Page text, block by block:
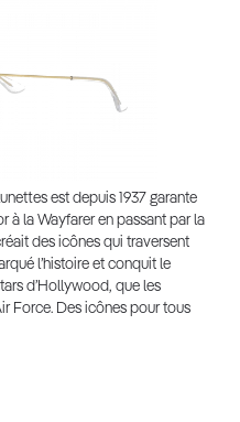
est depuis 1937 garante
à la Wayfarer en passant par la
des icônes qui traversent
l’histoire et conquit le
d’Hollywood, que les
Force. Des icônes pour tous